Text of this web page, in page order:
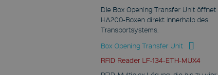
Die Box Opening Transfer Unit öffnet
HA200-Boxen direkt innerhalb des
Transportsystems.
Box Opening Transfer Unit
RFID Reader LF-134-ETH-MUX4